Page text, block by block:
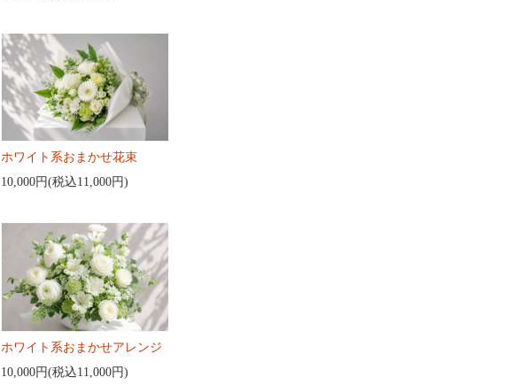
ホワイト系おまかせ花束
10,000円(税込11,000円)
ホワイト系おまかせアレンジ
10,000円(税込11,000円)